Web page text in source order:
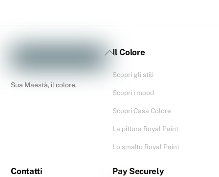
Sua Maestà, il colore.
Il Colore
Scopri gli stili
Scopri i mood
Scopri Casa Colore
La pittura Royal Paint
Lo smalto Royal Paint
Contatti Pay Securely